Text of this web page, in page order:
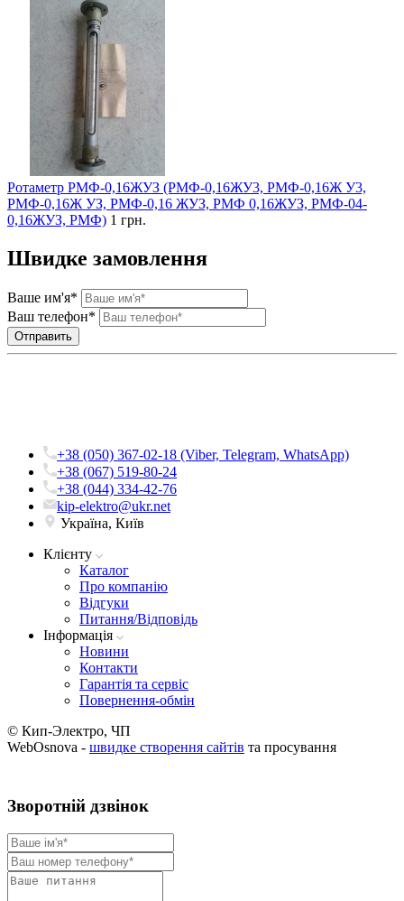
Ротаметр РМФ-0,16ЖУЗ (РМФ-0,16ЖУ3, РМФ-0,16Ж У3,
РМФ-0,16Ж УЗ, РМФ-0,16 ЖУЗ, РМФ 0,16ЖУЗ, РМФ-04-
0,16ЖУЗ, РМФ) 1 грн.
Швидке замовлення
Ваше им'я*
Ваш телефон*
+38 (050) 367-02-18 (Viber, Telegram, WhatsApp)
+38 (067) 519-80-24
+38 (044) 334-42-76
kip-elektro@ukr.net
Україна, Київ
Клієнту
Каталог
Про компанію
Вiдгуки
Питання/Відповідь
Iнформацiя
Новини
Контакти
Гарантія та сервіс
Повернення-обмін
© Кип-Электро, ЧП
WebOsnova - швидке створення сайтів та просування
Зворотнiй дзвiнок